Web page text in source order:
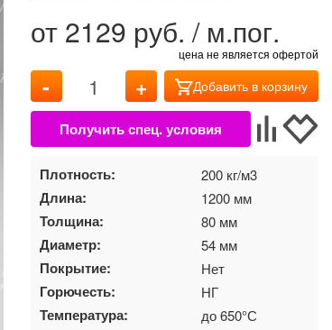
от 2129 руб. / м.пог.
цена не является офертой
- + Добавить в корзину
Плотность: 200 кг/м3
Длина: 1200 мм
Толщина: 80 мм
Диаметр: 54 мм
Покрытие: Нет
Горючесть: НГ
Температура: до 650°С